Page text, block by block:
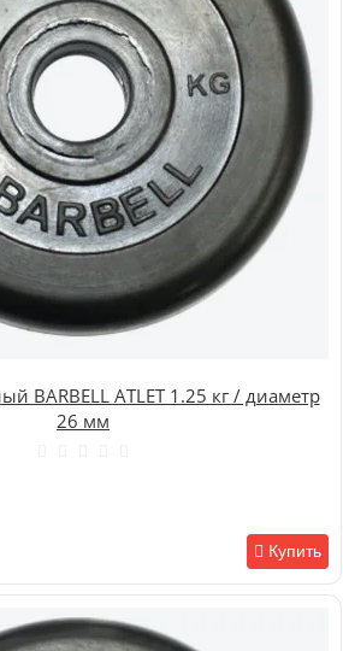
BARBELL ATLET 1.25 кг / диаметр
26 мм
Купить